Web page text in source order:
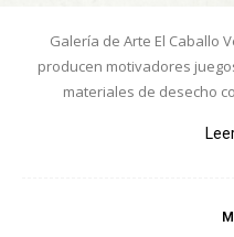
Galería de Arte El Caballo
producen motivadores
materiales de desecho